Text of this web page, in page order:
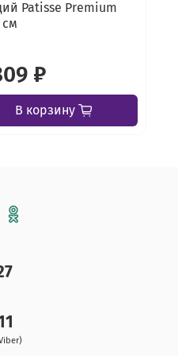
Patisse Premium
см
₽
В корзину